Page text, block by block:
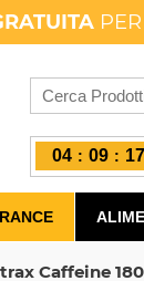
04 : 09 : 16
Caffeine